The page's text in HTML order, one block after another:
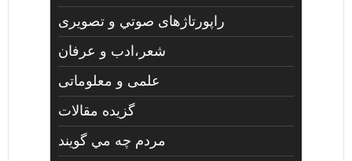
راپورتاژهای صوتي و تصويری
شعر،ادب و عرفان
علمی و معلوماتی
گزیده مقالات
مردم چه مي گويند